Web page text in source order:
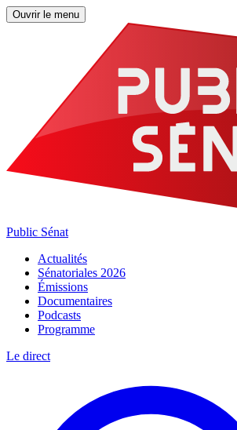
Ouvrir le menu
Public Sénat
Actualités
Sénatoriales 2026
Émissions
Documentaires
Podcasts
Programme
Le direct